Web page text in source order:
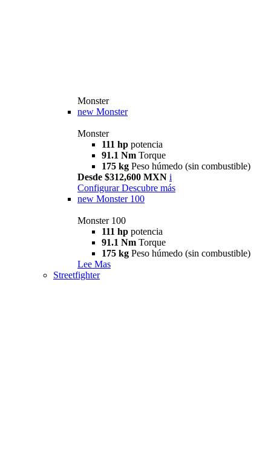
Monster
new Monster
Monster
111 hp potencia
91.1 Nm Torque
175 kg Peso húmedo (sin combustible)
Desde $312,600 MXN i
Configurar Descubre más
new Monster 100
Monster 100
111 hp potencia
91.1 Nm Torque
175 kg Peso húmedo (sin combustible)
Lee Mas
Streetfighter